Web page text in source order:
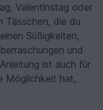
Valentinstag oder
Tässchen, die du
Süßigkeiten,
und
ist auch für
Möglichkeit hat,